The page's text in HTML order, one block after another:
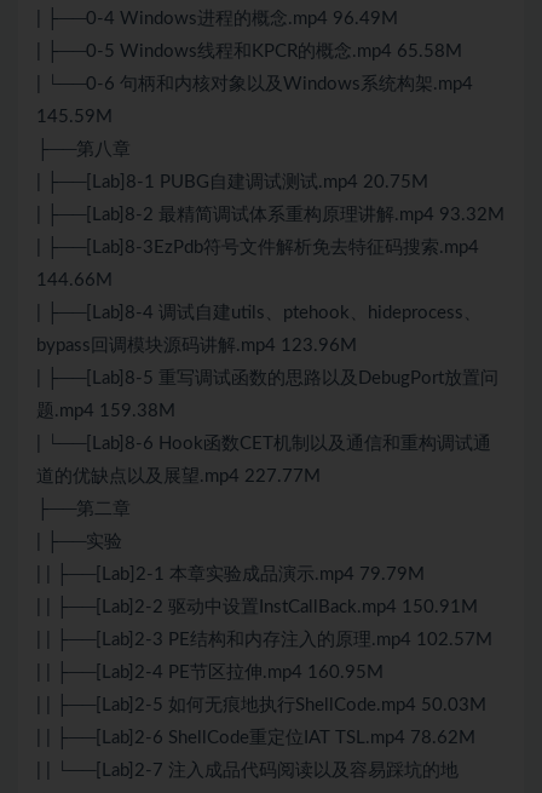
| ├──0-4 Windows进程的概念.mp4 96.49M
| ├──0-5 Windows线程和KPCR的概念.mp4 65.58M
| └──0-6 句柄和内核对象以及Windows系统构架.mp4
145.59M
├──第八章
| ├──[Lab]8-1 PUBG自建调试测试.mp4 20.75M
| ├──[Lab]8-2 最精简调试体系重构原理讲解.mp4 93.32M
| ├──[Lab]8-3EzPdb符号文件解析免去特征码搜索.mp4
144.66M
| ├──[Lab]8-4 调试自建utils、ptehook、hideprocess、
bypass回调模块源码讲解.mp4 123.96M
| ├──[Lab]8-5 重写调试函数的思路以及DebugPort放置问
题.mp4 159.38M
| └──[Lab]8-6 Hook函数CET机制以及通信和重构调试通
道的优缺点以及展望.mp4 227.77M
├──第二章
| ├──实验
| | ├──[Lab]2-1 本章实验成品演示.mp4 79.79M
| | ├──[Lab]2-2 驱动中设置InstCallBack.mp4 150.91M
| | ├──[Lab]2-3 PE结构和内存注入的原理.mp4 102.57M
| | ├──[Lab]2-4 PE节区拉伸.mp4 160.95M
| | ├──[Lab]2-5 如何无痕地执行ShellCode.mp4 50.03M
| | ├──[Lab]2-6 ShellCode重定位IAT TSL.mp4 78.62M
| | └──[Lab]2-7 注入成品代码阅读以及容易踩坑的地